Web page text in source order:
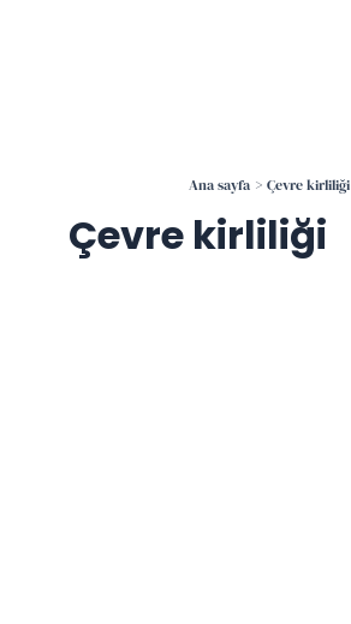
Ana sayfa Çevre kirliliği
Çevre kirliliği